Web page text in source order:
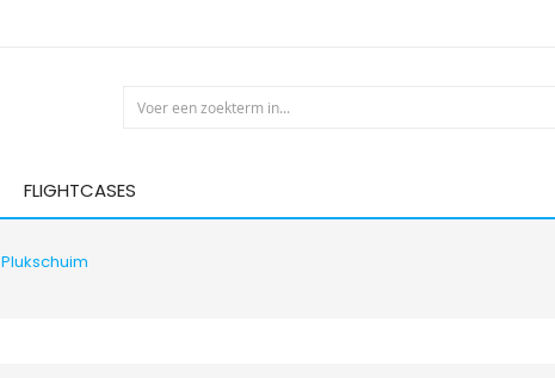
FLIGHTCASES
Plukschuim